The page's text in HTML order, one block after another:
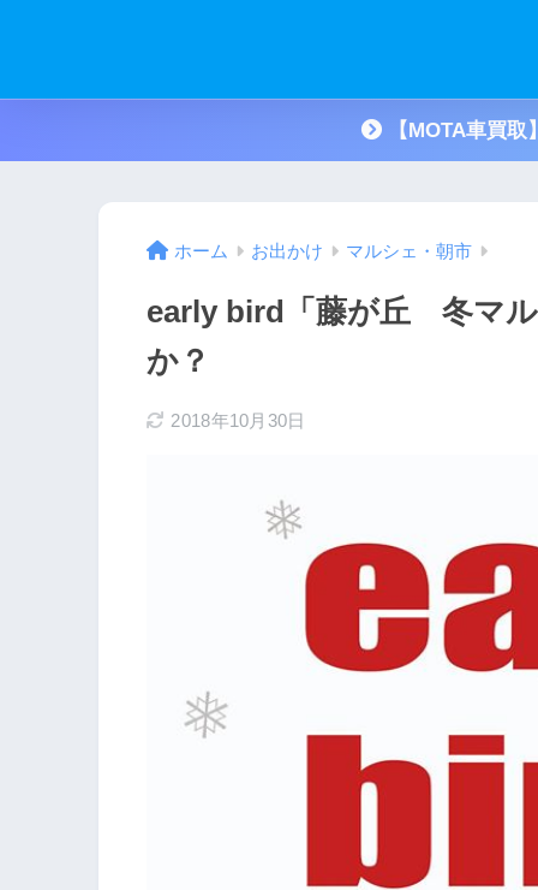
【MOTA車買
ホーム お出かけ マルシェ・朝市
early bird「藤が丘 冬マ
か？
2018年10月30日